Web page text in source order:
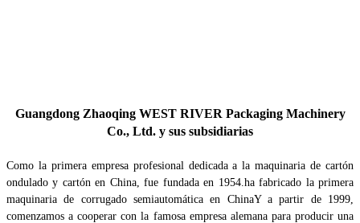
Guangdong Zhaoqing WEST RIVER Packaging Machinery
Co., Ltd. y sus subsidiarias
Como la primera empresa profesional dedicada a la maquinaria de cartón
ondulado y cartón en China, fue fundada en 1954.ha fabricado la primera
maquinaria de corrugado semiautomática en ChinaY a partir de 1999,
comenzamos a cooperar con la famosa empresa alemana para producir una